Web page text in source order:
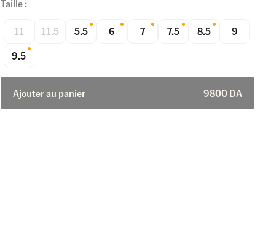
Taille :
11 11.5 5.5 6 7 7.5 8.5
9
9.5
Ajouter au panier 9800DA